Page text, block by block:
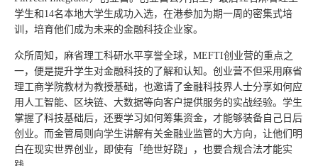
学生和14名本地大学生成功入选，在港参加为期一周的密集式培
训，培育他们成为未来的金融科技企业家。
众所周知，麻省理工科研水平享誉全球，MEFTI创业营的重点之
一，便是提升学生对金融科技的了解和认知。创业营不但采用麻省
理工商学院教材为教授基础，也邀请了金融科技界人士分享如何应
用人工智能、区块链、大数据等向客户提供服务的实战经验。学生
掌握了科技基础后，还要学习如何筹集资金，才能够装备自己日后
创业。而金管局则向学生讲解有关金融业监管的大方向，让他们明
白在现实世界创业，即使有「绝世好跷」，也要合规合法才能实